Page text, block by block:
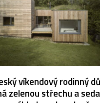
víkendový rodinný
zelenou střechu a